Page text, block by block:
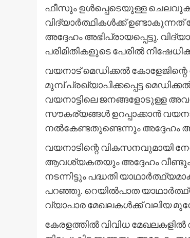
ഫീസും ഉൾപ്പെടെയുള്ള
വിദ്യാർത്ഥികൾക്ക് ഉണ്ടാകുന്നത്
അദ്ദേഹം അഭിപ്രായപ്പെട്ടു.
പരിമിതികളുടെ പേരിൽ
വയനാട് മെഡിക്കൽ കോളേജിന്റെ
മുമ്പ് പ്രഖ്യാപിക്കപ്പെട്ട
വയനാട്ടിലെ ജനങ്ങളോടുള്ള
സൗകര്യങ്ങൾ ഉറപ്പാക്കാൻ
നൽകേണ്ടതുണ്ടെന്നും അദ്ദേഹം
വയനാടിന്റെ വികസനവുമായി
ആവശ്യകതയും അദ്ദേഹം വീണ്ടും
നടന്നിട്ടും പദ്ധതി
പറഞ്ഞു. റെയിൽപാത
വ്യാപാര മേഖലകൾക്ക് വലിയ
കേരളത്തിൽ വിവിധ മേഖലകളിൽ